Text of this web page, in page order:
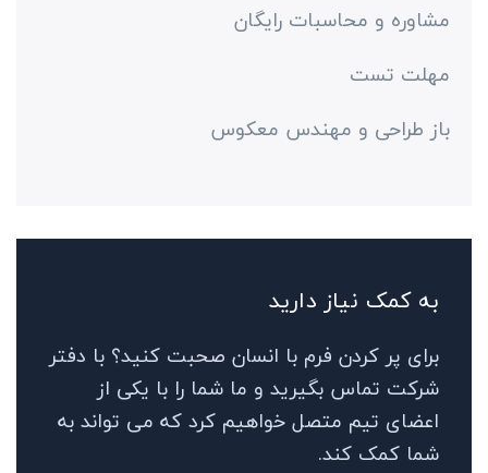
مشاوره و محاسبات رایگان
مهلت تست
باز طراحی و مهندس معکوس
به کمک نیاز دارید
برای پر کردن فرم با انسان صحبت کنید؟ با دفتر
شرکت تماس بگیرید و ما شما را با یکی از
اعضای تیم متصل خواهیم کرد که می تواند به
شما کمک کند.